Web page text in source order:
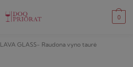
0
LAVA GLASS- Raudona vyno taurė